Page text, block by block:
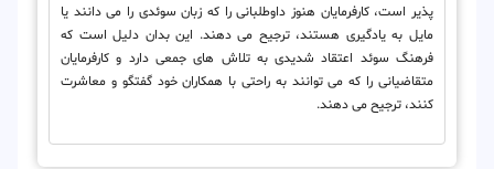
پذیر است، کارفرمایان هنوز داوطلبانی را که زبان سوئدی را می دانند یا
مایل به یادگیری هستند، ترجیح می دهند. این بدان دلیل است که
فرهنگ سوئد اعتقاد شدیدی به تلاش های جمعی دارد و کارفرمایان
متقاضیانی را که می توانند به راحتی با همکاران خود گفتگو و معاشرت
کنند، ترجیح می دهند.